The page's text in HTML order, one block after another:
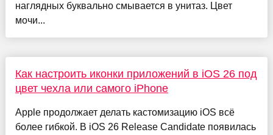
наглядных буквально смывается в унитаз. Цвет
мочи...
Как настроить иконки приложений в iOS 26 под
цвет чехла или самого iPhone
Apple продолжает делать кастомизацию iOS всё
более гибкой. В iOS 26 Release Candidate появилась